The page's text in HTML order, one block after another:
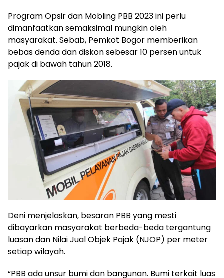
Program Opsir dan Mobling PBB 2023 ini perlu
dimanfaatkan semaksimal mungkin oleh
masyarakat. Sebab, Pemkot Bogor memberikan
bebas denda dan diskon sebesar 10 persen untuk
pajak di bawah tahun 2018.
Deni menjelaskan, besaran PBB yang mesti
dibayarkan masyarakat berbeda-beda tergantung
luasan dan Nilai Jual Objek Pajak (NJOP) per meter
setiap wilayah.
“PBB ada unsur bumi dan bangunan. Bumi terkait luas